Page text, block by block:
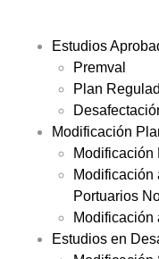
Estudios
Premval
Plan
Modificación
Modificación
Modificación
Portuarios
Modificación
Estudios en